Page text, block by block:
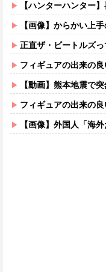
【ハンターハンター
【画像】からかい上手の
正直ザ・ビートルズ
フィギュアの出来の
【動画】熊本地震で
フィギュアの出来の
【画像】外国人「海